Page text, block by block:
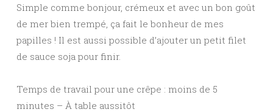
Simple comme bonjour, crémeux et avec un bon goût
de mer bien trempé, ça fait le bonheur de mes
papilles ! Il est aussi possible d’ajouter un petit filet
de sauce soja pour finir.
Temps de travail pour une crêpe : moins de 5
minutes – À table aussitôt